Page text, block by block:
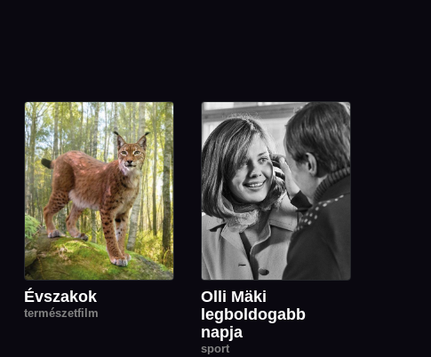
Évszakok
természetfilm
Olli Mäki
legboldogabb
napja
sport